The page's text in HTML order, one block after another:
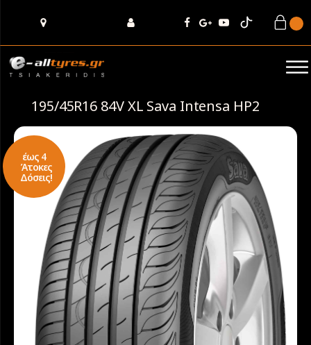
195/45R16 84V XL Sava Intensa HP2
έως 4
Άτοκες
Δόσεις!